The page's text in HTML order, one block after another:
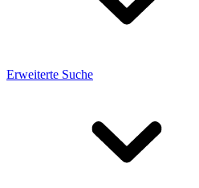
Erweiterte Suche